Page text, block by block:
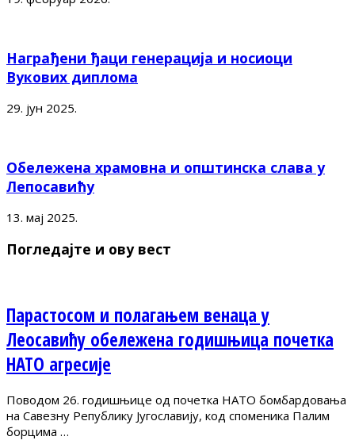
Награђени ђаци генерација и носиоци
Вукових диплома
29. јун 2025.
Обележена храмовна и општинска слава у
Лепосавићу
13. мај 2025.
Погледајте и ову вест
Парастосом и полагањем венаца у
Леосавићу обележена годишњица почетка
НАТО агресије
Поводом 26. годишњице од почетка НАТО бомбардовања
на Савезну Републику Југославију, код споменика Палим
борцима …